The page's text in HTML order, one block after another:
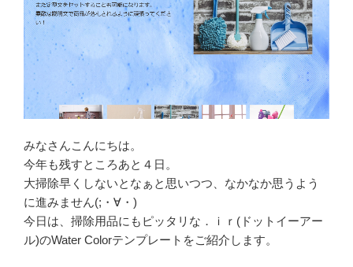
みなさんこんにちは。
今年も残すところあと４日。
大掃除早くしないとなぁと思いつつ、なかなか思うよう
に進みません(;・∀・)
今日は、掃除用品にもピッタリな．ｉｒ(ドットイーアー
ル)のWater Colorテンプレートをご紹介します。